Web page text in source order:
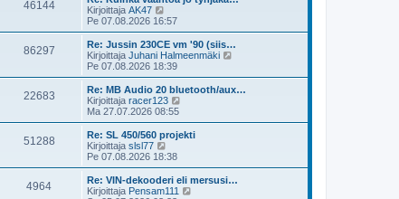
t
i
i
i
e
s
i
ä
i
n
e
s
i
46144
Kirjoittaja AK47
ä
y
t
ä
u
s
i
n
v
e
s
t
i
Pe 07.08.2026 16:57
86297
Re: Jussin 230CE vm '90 (siis…
Kirjoittaja Juhani Halmeenmäki
y
t
e
Pe 07.08.2026 18:39
22683
Re: MB Audio 20 bluetooth/aux…
Kirjoittaja racer123
y
t
s
i
Ma 27.07.2026 08:55
51288
Re: SL 450/560 projekti
Kirjoittaja slsl77
ä
y
t
ä
Pe 07.08.2026 18:38
4964
Re: VIN-dekooderi eli mersusi…
Kirjoittaja Pensam111